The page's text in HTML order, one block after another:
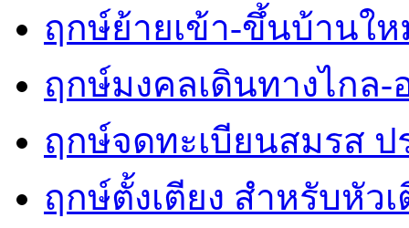
ฤกษ์ย้ายเข้า-ขึ้นบ้านให
ฤกษ์มงคลเดินทางไกล-
ฤกษ์จดทะเบียนสมรส ป
ฤกษ์ตั้งเตียง สำหรับหัว